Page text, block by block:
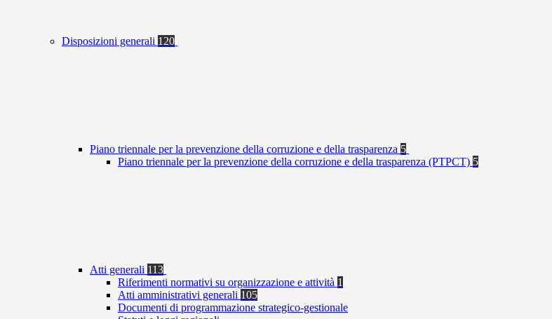
Disposizioni generali 120
Piano triennale per la prevenzione della corruzione e della trasparenza 5
Piano triennale per la prevenzione della corruzione e della trasparenza (PTPCT) 5
Atti generali 113
Riferimenti normativi su organizzazione e attività 1
Atti amministrativi generali 105
Documenti di programmazione strategico-gestionale